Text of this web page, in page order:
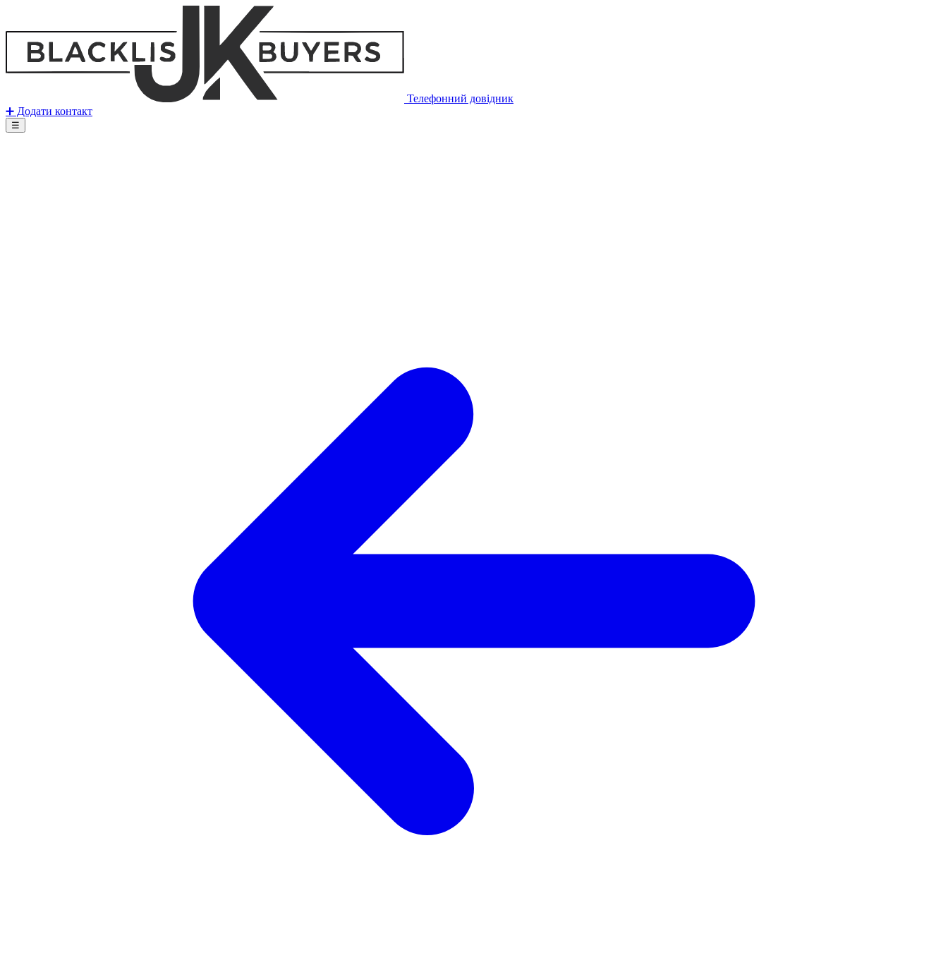
Телефонний довідник
➕ Додати контакт
☰